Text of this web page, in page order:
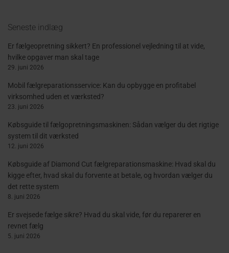
Seneste indlæg
Er fælgeopretning sikkert? En professionel vejledning til at vide,
hvilke opgaver man skal tage
29. juni 2026
Mobil fælgreparationsservice: Kan du opbygge en profitabel
virksomhed uden et værksted?
23. juni 2026
Købsguide til fælgopretningsmaskinen: Sådan vælger du det rigtige
system til dit værksted
12. juni 2026
Købsguide af Diamond Cut fælgreparationsmaskine: Hvad skal du
kigge efter, hvad skal du forvente at betale, og hvordan vælger du
det rette system
8. juni 2026
Er svejsede fælge sikre? Hvad du skal vide, før du reparerer en
revnet fælg
5. juni 2026